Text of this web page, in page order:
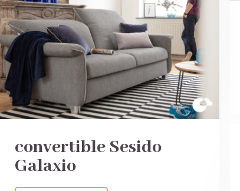
convertible Sesido
Galaxio